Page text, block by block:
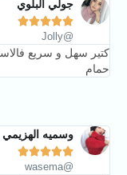
جولي البلوي





@Jolly
كتير سهل و سريع
حمام
وسميه الهزيمي





@wasema